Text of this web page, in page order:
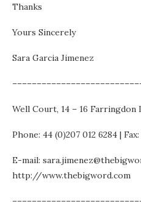
Thanks
Yours Sincerely
Sara Garcia Jimenez
Well Court, 14 – 16 Farringdon
Phone: 44 (0)207 012 6284 |
E-mail:
http://www.thebigword.com